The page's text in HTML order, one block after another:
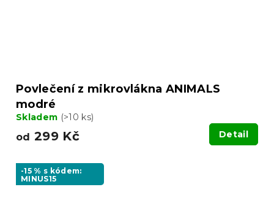
Povlečení z mikrovlákna ANIMALS
modré
Skladem (>10 ks)
od 299 Kč Detail
-15 % s kódem:
MINUS15